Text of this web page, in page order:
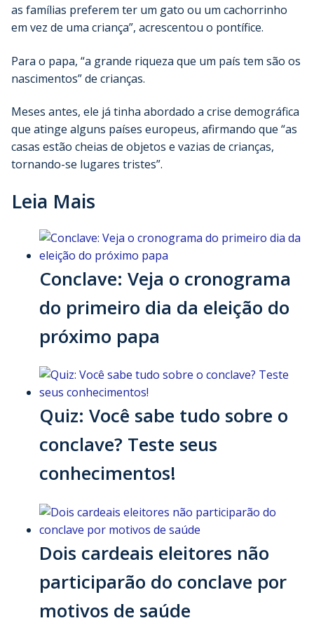
as famílias preferem ter um gato ou um cachorrinho
em vez de uma criança”, acrescentou o pontífice.
Para o papa, “a grande riqueza que um país tem são os
nascimentos” de crianças.
Meses antes, ele já tinha abordado a crise demográfica
que atinge alguns países europeus, afirmando que “as
casas estão cheias de objetos e vazias de crianças,
tornando-se lugares tristes”.
Leia Mais
Conclave: Veja o cronograma
do primeiro dia da eleição do
próximo papa
Quiz: Você sabe tudo sobre o
conclave? Teste seus
conhecimentos!
Dois cardeais eleitores não
participarão do conclave por
motivos de saúde